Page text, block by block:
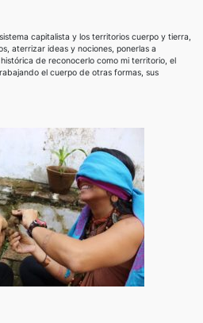
capitalista y los territorios cuerpo y tierra,
aterrizar ideas y nociones, ponerlas a
de reconocerlo como mi territorio, el
el cuerpo de otras formas, sus